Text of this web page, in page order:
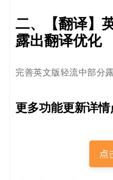
二、【翻译】
露出翻译优化
完善英文版轻流中部分
更多功能更新详情